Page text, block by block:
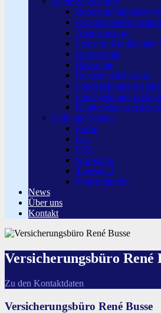
Altersvorsorge
Schwere Krankheiten
Riesterrente
Basisrente
Rentenversicherung
Fondsgebundene
Fondsgebundene
Geld und Sparen
Strom
Gas
DSL
Girokonto
Tagesgeld
Konsumkredit
News
Über uns
Kontakt
Versicherungsbüro René
Zu den Kontaktdaten
Versicherungsbüro René Busse